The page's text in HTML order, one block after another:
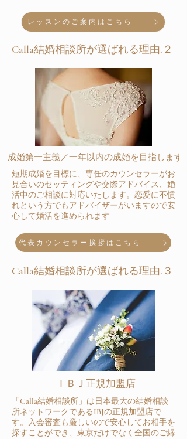
レッスンのご案内はこちら
Calla結婚相談所が選ばれる理由.２
成婚第一主義／一年以内の成婚を目指します
短期成婚を目標に、専任のカウンセラーがお
見合いのセッティングや交際アドバイス、婚
活中のご相談に対応いたします。恋愛に不慣
れという方でもアドバイザーがいますので安
心して婚活を進められます
代表カウンセラー挨拶はこちら
Calla結婚相談所が選ばれる理由.３
​ＩＢＪ正規加盟店
「Calla結婚相談所」は日本最大の結婚相談
所ネットワークであるIBJの正規加盟店で
す。入会審査も厳しいので安心してお相手を
探すことができ、東京だけでなく全国のご縁